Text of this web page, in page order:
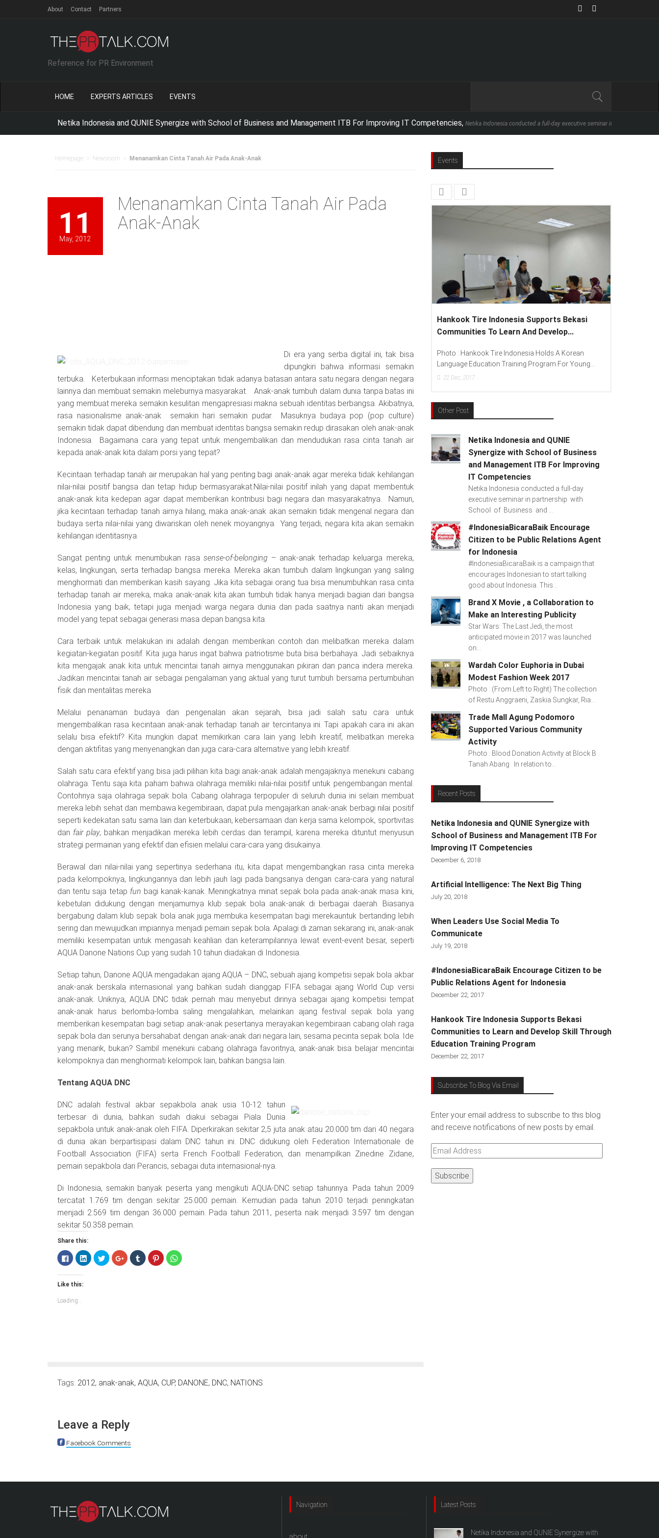
About Contact Partners
Reference for PR Environment
HOME EXPERTS ARTICLES EVENTS
Netika Indonesia and QUNIE Synergize with School of Business and Management ITB For Improving IT Competencies,Netika Indonesia conducted a full-day executive seminar in partnership with School of
Homepage Newsroom Menanamkan Cinta Tanah Air Pada Anak-Anak
11
May, 2012
Menanamkan Cinta Tanah Air Pada
Anak-Anak
Di era yang serba digital ini, tak bisa
dipungkiri bahwa informasi semakin
terbuka. Keterbukaan informasi menciptakan tidak adanya batasan antara satu negara dengan negara
lainnya dan membuat semakin meleburnya masyarakat. Anak-anak tumbuh dalam dunia tanpa batas ini
yang membuat mereka semakin kesulitan mengapresiasi makna sebuah identitas berbangsa. Akibatnya,
rasa nasionalisme anak-anak semakin hari semakin pudar. Masuknya budaya pop (pop culture)
semakin tidak dapat dibendung dan membuat identitas bangsa semakin redup dirasakan oleh anak-anak
Indonesia. Bagaimana cara yang tepat untuk mengembalikan dan mendudukan rasa cinta tanah air
kepada anak-anak kita dalam porsi yang tepat?
Kecintaan terhadap tanah air merupakan hal yang penting bagi anak-anak agar mereka tidak kehilangan
nilai-nilai positif bangsa dan tetap hidup bermasyarakat.Nilai-nilai positif inilah yang dapat membentuk
anak-anak kita kedepan agar dapat memberikan kontribusi bagi negara dan masyarakatnya. Namun,
jika kecintaan terhadap tanah airnya hilang, maka anak-anak akan semakin tidak mengenal negara dan
budaya serta nilai-nilai yang diwariskan oleh nenek moyangnya. Yang terjadi, negara kita akan semakin
kehilangan identitasnya.
Sangat penting untuk menumbukan rasa sense-of-belonging – anak-anak terhadap keluarga mereka,
kelas, lingkungan, serta terhadap bangsa mereka. Mereka akan tumbuh dalam lingkungan yang saling
menghormati dan memberikan kasih sayang. Jika kita sebagai orang tua bisa menumbuhkan rasa cinta
terhadap tanah air mereka, maka anak-anak kita akan tumbuh tidak hanya menjadi bagian dari bangsa
Indonesia yang baik, tetapi juga menjadi warga negara dunia dan pada saatnya nanti akan menjadi
model yang tepat sebagai generasi masa depan bangsa kita.
Cara terbaik untuk melakukan ini adalah dengan memberikan contoh dan melibatkan mereka dalam
kegiatan-kegiatan positif. Kita juga harus ingat bahwa patriotisme buta bisa berbahaya. Jadi sebaiknya
kita mengajak anak kita untuk mencintai tanah airnya menggunakan pikiran dan panca indera mereka.
Jadikan mencintai tanah air sebagai pengalaman yang aktual yang turut tumbuh bersama pertumbuhan
fisik dan mentalitas mereka
Melalui penanaman budaya dan pengenalan akan sejarah, bisa jadi salah satu cara untuk
mengembalikan rasa kecintaan anak-anak terhadap tanah air tercintanya ini. Tapi apakah cara ini akan
selalu bisa efektif? Kita mungkin dapat memikirkan cara lain yang lebih kreatif, melibatkan mereka
dengan aktifitas yang menyenangkan dan juga cara-cara alternative yang lebih kreatif.
Salah satu cara efektif yang bisa jadi pilihan kita bagi anak-anak adalah mengajaknya menekuni cabang
olahraga. Tentu saja kita paham bahwa olahraga memiliki nilai-nilai positif untuk pengembangan mental.
Contohnya saja olahraga sepak bola. Cabang olahraga terpopuler di seluruh dunia ini selain membuat
mereka lebih sehat dan membawa kegembiraan, dapat pula mengajarkan anak-anak berbagi nilai positif
seperti kedekatan satu sama lain dan keterbukaan, kebersamaan dan kerja sama kelompok, sportivitas
dan fair play, bahkan menjadikan mereka lebih cerdas dan terampil, karena mereka dituntut menyusun
strategi permainan yang efektif dan efisien melalui cara-cara yang disukainya.
Berawal dari nilai-nilai yang sepertinya sederhana itu, kita dapat mengembangkan rasa cinta mereka
pada kelompoknya, lingkungannya dan lebih jauh lagi pada bangsanya dengan cara-cara yang natural
dan tentu saja tetap fun bagi kanak-kanak. Meningkatnya minat sepak bola pada anak-anak masa kini,
kebetulan didukung dengan menjamurnya klub sepak bola anak-anak di berbagai daerah. Biasanya
bergabung dalam klub sepak bola anak juga membuka kesempatan bagi merekauntuk bertanding lebih
sering dan mewujudkan impiannya menjadi pemain sepak bola. Apalagi di zaman sekarang ini, anak-anak
memiliki kesempatan untuk mengasah keahlian dan keterampilannya lewat event-event besar, seperti
AQUA Danone Nations Cup yang sudah 10 tahun diadakan di Indonesia.
Setiap tahun, Danone AQUA mengadakan ajang AQUA – DNC, sebuah ajang kompetisi sepak bola akbar
anak-anak berskala internasional yang bahkan sudah dianggap FIFA sebagai ajang World Cup versi
anak-anak. Uniknya, AQUA DNC tidak pernah mau menyebut dirinya sebagai ajang kompetisi tempat
anak-anak harus berlomba-lomba saling mengalahkan, melainkan ajang festival sepak bola yang
memberikan kesempatan bagi setiap anak-anak pesertanya merayakan kegembiraan cabang olah raga
sepak bola dan serunya bersahabat dengan anak-anak dari negara lain, sesama pecinta sepak bola. Ide
yang menarik, bukan? Sambil menekuni cabang olahraga favoritnya, anak-anak bisa belajar mencintai
kelompoknya dan menghormati kelompok lain, bahkan bangsa lain.
Tentang AQUA DNC
DNC adalah festival akbar sepakbola anak usia 10-12 tahun
terbesar di dunia, bahkan sudah diakui sebagai Piala Dunia
sepakbola untuk anak-anak oleh FIFA. Diperkirakan sekitar 2,5 juta anak atau 20.000 tim dari 40 negara
di dunia akan berpartisipasi dalam DNC tahun ini. DNC didukung oleh Federation Internationale de
Football Association (FIFA) serta French Football Federation, dan menampilkan Zinedine Zidane,
pemain sepakbola dari Perancis, sebagai duta internasional-nya.
Di Indonesia, semakin banyak peserta yang mengikuti AQUA-DNC setiap tahunnya. Pada tahun 2009
tercatat 1.769 tim dengan sekitar 25.000 pemain. Kemudian pada tahun 2010 terjadi peningkatan
menjadi 2.569 tim dengan 36.000 pemain. Pada tahun 2011, peserta naik menjadi 3.597 tim dengan
sekitar 50.358 pemain.
Share this:
Click
to
share
on
Facebook
(Opens
new
window)
Click
to
share
Click
to
share
Click
to
share
Click
to
share
Click
to
share
Click
to
Like this:
Loading...
Tags: 2012, anak-anak, AQUA, CUP, DANONE, DNC, NATIONS
Leave a Reply
Facebook Comments
Events
Hankook Tire Indonesia Supports Bekasi
Communities To Learn And Develop...
Photo : Hankook Tire Indonesia Holds A Korean
Language Education Training Program For Young...
22Dec, 2017
Lenovo Introduced New
To Spread “Different Is
Photo : (From Left To Right)
(Consumer Lead Lenovo
Other Post
Netika Indonesia and QUNIE
Synergize with School of Business
and Management ITB For Improving
IT Competencies
Netika Indonesia conducted a full-day
executive seminar in partnership with
School of Business and ...
#IndonesiaBicaraBaik Encourage
Citizen to be Public Relations Agent
for Indonesia
#IndonesiaBicaraBaik is a campaign that
encourages Indonesian to start talking
good about Indonesia. This...
Brand X Movie , a Collaboration to
Make an Interesting Publicity
Star Wars: The Last Jedi, the most
anticipated movie in 2017 was launched
on...
Wardah Color Euphoria in Dubai
Modest Fashion Week 2017
Photo : (From Left to Right) The collection
of Restu Anggraeni, Zaskia Sungkar, Ria...
Trade Mall Agung Podomoro
Supported Various Community
Activity
Photo : Blood Donation Activity at Block B
Tanah Abang In relation to...
Recent Posts
Netika Indonesia and QUNIE Synergize with
School of Business and Management ITB For
Improving IT Competencies
December 6, 2018
Artificial Intelligence: The Next Big Thing
July 20, 2018
When Leaders Use Social Media To
Communicate
July 19, 2018
#IndonesiaBicaraBaik Encourage Citizen to be
Public Relations Agent for Indonesia
December 22, 2017
Hankook Tire Indonesia Supports Bekasi
Communities to Learn and Develop Skill Through
Education Training Program
December 22, 2017
Subscribe To Blog Via Email
Enter your email address to subscribe to this blog
and receive notifications of new posts by email.
Email
Address
Navigation Latest Posts
Netika Indonesia and QUNIE Synergize with